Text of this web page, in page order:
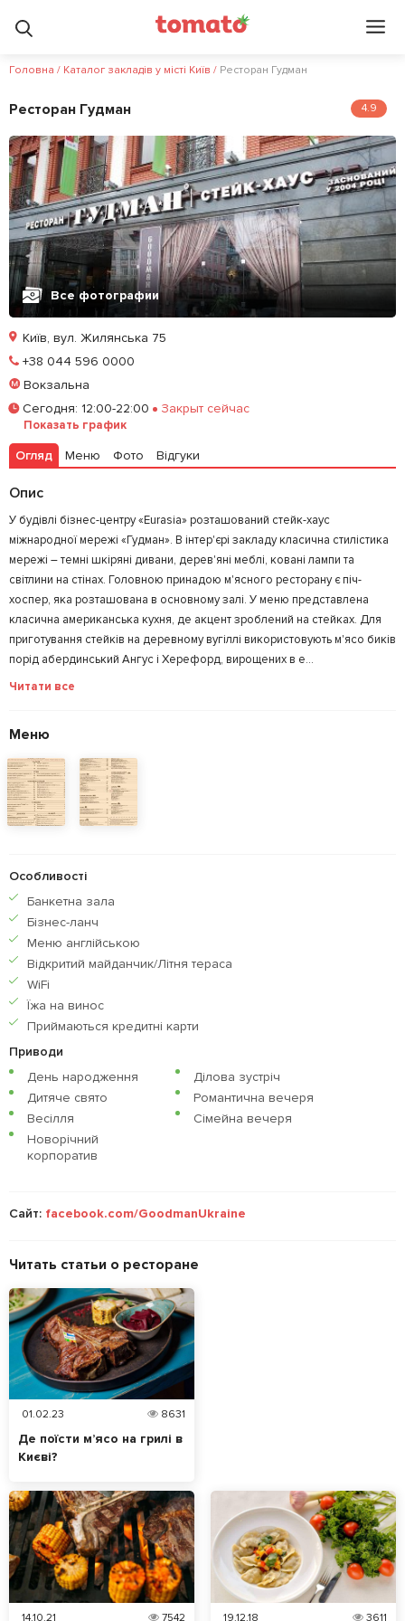
Головна / Каталог закладів у місті Київ / Ресторан Гудман
Ресторан Гудман 4.9
Все фотографии
Залишити відгук
Київ, вул. Жилянська 75
+38 044 596 0000
Вокзальна
Сегодня: 12:00-22:00 Закрыт сейчас
Показать график
Огляд Меню Фото Відгуки
Опис
У будівлі бізнес-центру «Eurasia» розташований стейк-хаус
міжнародної мережі «Гудман». В інтер'єрі закладу класична стилістика
мережі – темні шкіряні дивани, дерев'яні меблі, ковані лампи та
світлини на стінах. Головною принадою м'ясного ресторану є піч-
хоспер, яка розташована в основному залі. У меню представлена
класична американська кухня, де акцент зроблений на стейках. Для
приготування стейків на деревному вугіллі використовують м'ясо биків
порід абердинський Ангус і Херефорд, вирощених в е...
Читати все
Меню
Особливості
Банкетна зала
Бiзнес-ланч
Меню англiйською
Відкритий майданчик/Літня тераса
WiFi
Їжа на винос
Приймаються кредитнi карти
Приводи
День народження
Ділова зустріч
Дитяче свято
Романтична вечеря
Весілля
Сімейна вечеря
Новорічний
корпоратив
Сайт: facebook.com/GoodmanUkraine
Читать статьи о ресторане
01.02.23 8631
Де поїсти м’ясо на грилі в
Києві?
14.10.21 7542 19.12.18 3611